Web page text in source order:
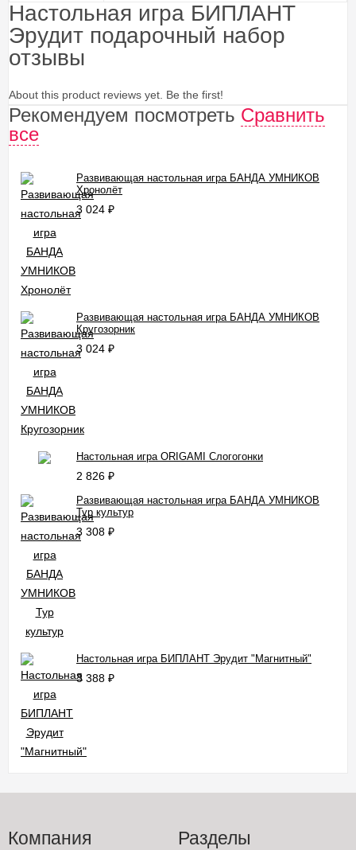
Настольная игра БИПЛАНТ
Эрудит подарочный набор
отзывы
About this product reviews yet. Be the first!
Рекомендуем посмотреть Сравнить
все
Развивающая настольная игра БАНДА УМНИКОВ
Хронолёт
3 024 ₽
Развивающая настольная игра БАНДА УМНИКОВ
Кругозорник
3 024 ₽
Настольная игра ORIGAMI Слогогонки
2 826 ₽
Развивающая настольная игра БАНДА УМНИКОВ
Тур культур
3 308 ₽
Настольная игра БИПЛАНТ Эрудит "Магнитный"
3 388 ₽
Компания Разделы